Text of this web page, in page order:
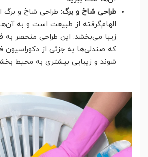
طراحی شاخ و برگ: طراحی شاخ و برگ
الهام‌گرفته از طبیعت است و به
زیبا می‌بخشد. این طراحی منحصر به
که صندلی‌ها به جزئی از دکوراسیون
شوند و زیبایی بیشتری به محیط